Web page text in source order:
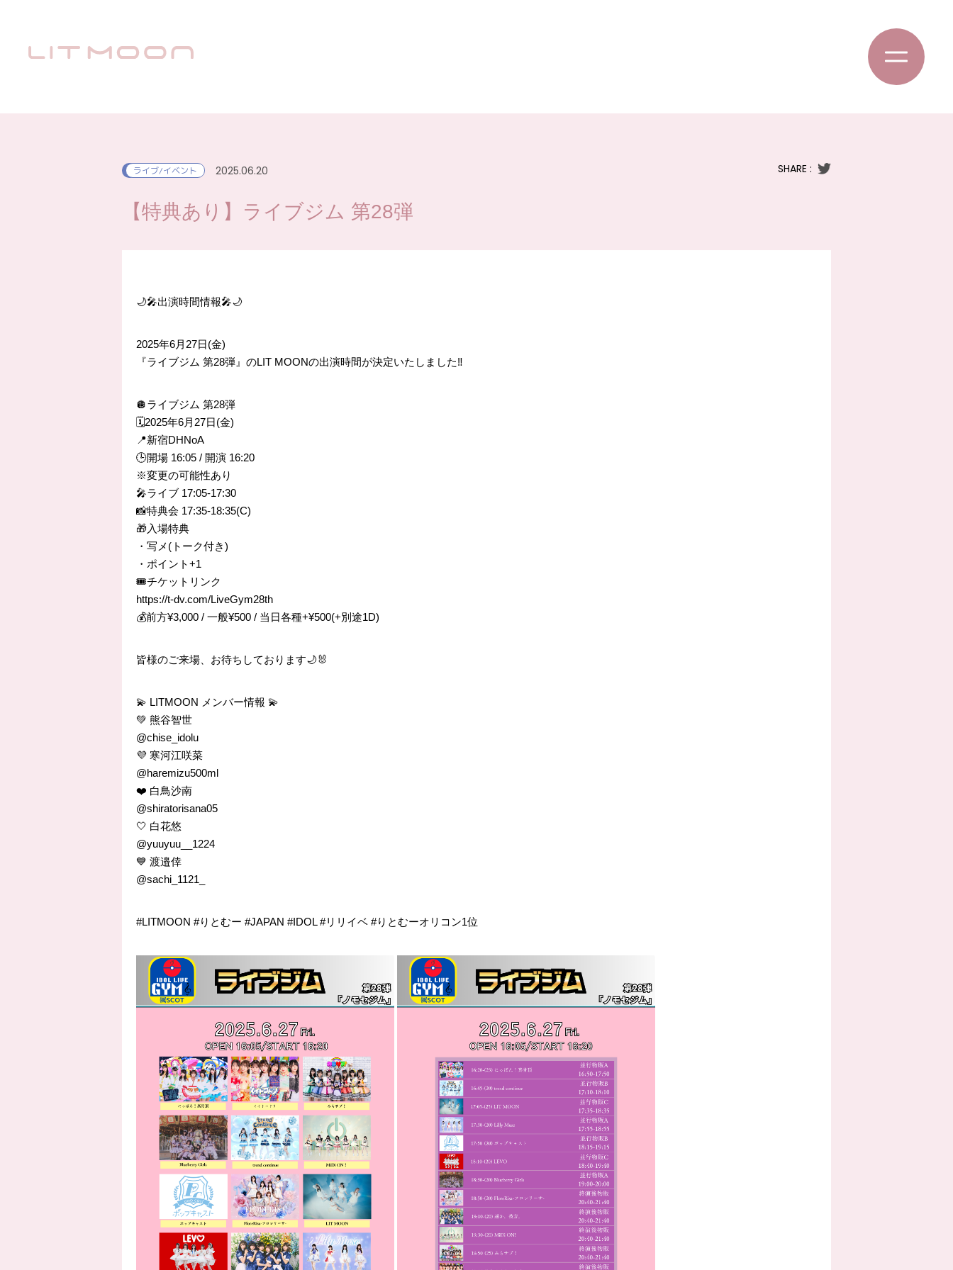
ライブ/イベント 2025.06.20 SHARE :
【特典あり】ライブジム 第28弾
🌙🎤出演時間情報🎤🌙
2025年6月27日(金)
『ライブジム 第28弾』のLIT MOONの出演時間が決定いたしました‼️
🪩ライブジム 第28弾
🗓️2025年6月27日(金)
📍新宿DHNoA
🕒開場 16:05 / 開演 16:20
※変更の可能性あり
🎤ライブ 17:05-17:30
📸特典会 17:35-18:35(C)
🎁入場特典
・写メ(トーク付き)
・ポイント+1
🎟️チケットリンク
https://t-dv.com/LiveGym28th
💰前方¥3,000 / 一般¥500 / 当日各種+¥500(+別途1D)
皆様のご来場、お待ちしております🌙🐰
💫 LITMOON メンバー情報 💫
💚 熊谷智世
@chise_idolu
💜 寒河江咲菜
@haremizu500ml
❤️ 白鳥沙南
@shiratorisana05
🤍 白花悠
@yuuyuu__1224
💙 渡邉倖
@sachi_1121_
#LITMOON #りとむー #JAPAN #IDOL #リリイベ #りとむーオリコン1位